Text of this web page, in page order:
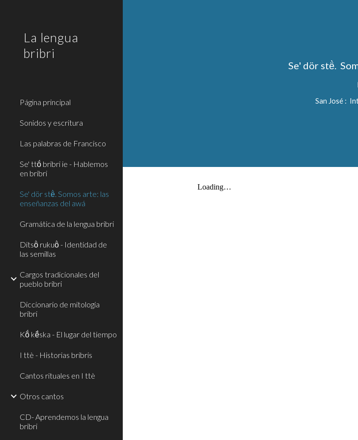
La lengua
bribri
Página principal
Sonidos y escritura
Las palabras de Francisco
Se' ttö́ bribri ie - Hablemos
en bribri
Se' dör stë̀. Somos arte: las
enseñanzas del awá
Gramática de la lengua bribri
Ditsö̀ rukuö̀ - Identidad de
las semillas
Cargos tradicionales del
pueblo bribri
Diccionario de mitología
bribri
Kṍ kẽ́ska - El lugar del tiempo
I ttè - Historias bribris
Cantos rituales en I ttè
Otros cantos
CD- Aprendemos la lengua
bribri
Se' dör stë̀.
San José :